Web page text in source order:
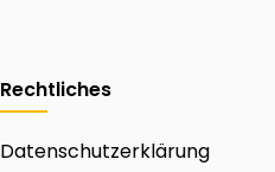
Rechtliches
Datenschutzerklärung